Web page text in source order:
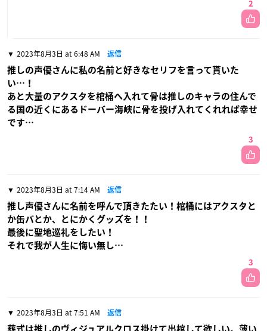
2
2023年8月3日 at 6:48 AM 返信
推しの声優さんに私の名前と好きなセリフを言って貰いた
い…！
あと大量のアクスタを棺桶へ入れて骨は推しのキャラの住んで
る国の近くにあるドーバー海峡に骨を投げ入れてくれれば幸せ
です…
3
2023年8月3日 at 7:14 AM 返信
推し声優さんに名前を呼んで頂きたたい！棺桶にはアクスタと
か缶バとか、とにかくグッズを！！
最後に聖地巡礼をしたい！
それで我が人生に悔い無し…
3
2023年8月3日 at 7:51 AM 返信
葬式は推しのヴィジュアルクロス掛けて出棺して欲しい。薄い